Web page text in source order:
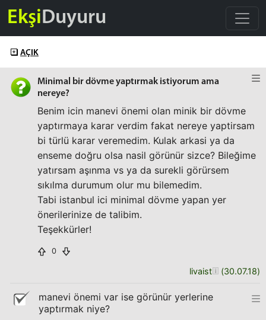
EkşiDuyuru
AÇIK
Minimal bir dövme yaptırmak istiyorum ama
nereye?
Benim icin manevi önemi olan minik bir dövme
yaptırmaya karar verdim fakat nereye yaptirsam
bi türlü karar veremedim. Kulak arkasi ya da
enseme doğru olsa nasil görünür sizce? Bileğime
yatırsam aşınma vs ya da surekli görürsem
sıkılma durumum olur mu bilemedim.
Tabi istanbul ici minimal dövme yapan yer
önerilerinize de talibim.
Teşekkürler!
0
livaist (30.07.18)
manevi önemi var ise görünür yerlerine
yaptırmak niye?